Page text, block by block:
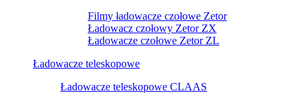
Filmy ładowacze czołowe Zetor
Ładowacz czołowy Zetor ZX
Ładowacze czołowe Zetor ZL
Ładowacze teleskopowe
Ładowacze teleskopowe CLAAS